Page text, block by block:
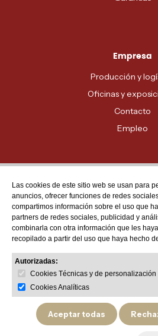
Empresa
Producción y
Oficinas y
Contacto
Empleo
Atención al
MADRID - 91 678
BARCELONA - 93
VALENCIA - 96
Las cookies de este sitio web se usan para
anuncios, ofrecer funciones de redes
compartimos información sobre el uso que
partners de redes sociales, publicidad y
combinarla con otra información que les
recopilado a partir del uso que haya hecho
Autorizadas:
Cookies Técnicas y de personalización
Cookies Analíticas
Aceptar todas